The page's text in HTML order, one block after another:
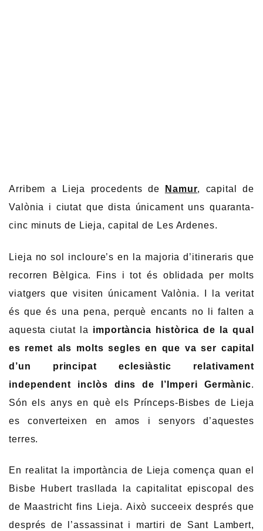
Arribem a Lieja procedents de Namur, capital de
Valònia i ciutat que dista únicament uns quaranta-
cinc minuts de Lieja, capital de Les Ardenes.
Lieja no sol incloure’s en la majoria d’itineraris que
recorren Bèlgica. Fins i tot és oblidada per molts
viatgers que visiten únicament Valònia. I la veritat
és que és una pena, perquè encants no li falten a
aquesta ciutat la importància històrica de la qual
es remet als molts segles en que va ser capital
d’un principat eclesiàstic relativament
independent inclòs dins de l’Imperi Germànic.
Són els anys en què els Prínceps-Bisbes de Lieja
es converteixen en amos i senyors d’aquestes
terres.
En realitat la importància de Lieja comença quan el
Bisbe Hubert trasllada la capitalitat episcopal des
de Maastricht fins Lieja. Això succeeix després que
després de l’assassinat i martiri de Sant Lambert,